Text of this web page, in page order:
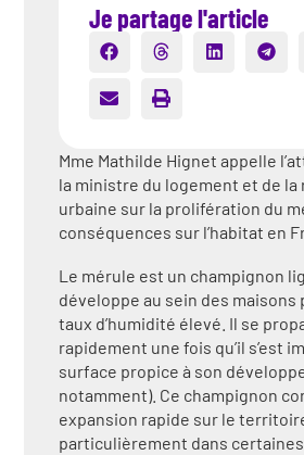
Je partage l'article
Mme Mathilde Hignet appelle
la ministre du logement et de la
urbaine sur la prolifération du
conséquences sur l’habitat en
Le mérule est un champignon
développe au sein des
taux d’humidité élevé. Il se
rapidement une fois qu’il s’est
surface propice à son
notamment). Ce champignon
expansion rapide sur le
particulièrement dans